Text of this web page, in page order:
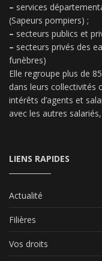
– services
(Sapeurs pompiers) ;
– secteurs publics et
– secteurs privés des
funèbres)
Elle regroupe plus de
dans leurs collectivités
intérêts d’agents et
avec les autres
LIENS RAPIDES
Actualité
Filières
Vos droits